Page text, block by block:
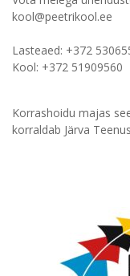
kool@peetrikool.ee
Lasteaed: +372
Kool: +372 51909560
Korrashoidu majas
korraldab Järva